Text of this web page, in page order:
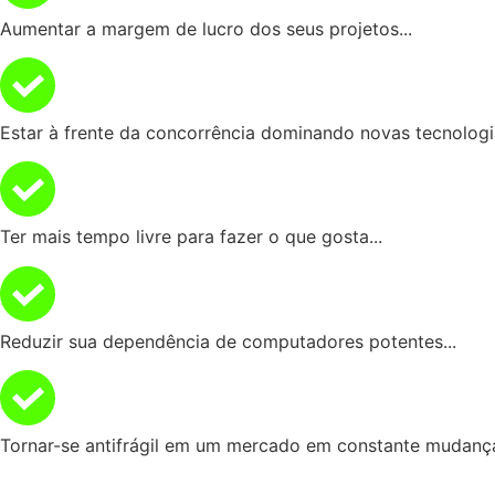
Aumentar a margem de lucro dos seus projetos...
Estar à frente da concorrência dominando novas
Ter mais tempo livre para fazer o que gosta...
Reduzir sua dependência de computadores potentes...
Tornar-se antifrágil em um mercado em constante